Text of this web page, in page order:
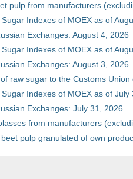
pulp from manufacturers
Indexes of MOEX as of
Exchanges: August 4, 2026
Indexes of MOEX as of
Exchanges: August 3, 2026
raw sugar to the Customs
Indexes of MOEX as of July
Exchanges: July 31, 2026
from manufacturers
pulp granulated of own